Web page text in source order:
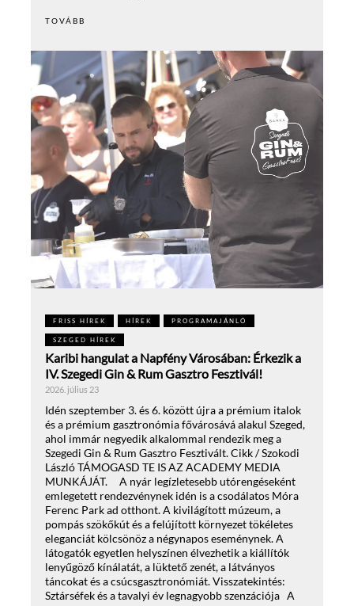
TOVÁBB
FRISS HÍREK HÍREK PROGRAMAJÁNLÓ
SZEGED HÍREK
Karibi hangulat a Napfény Városában: Érkezik a
IV. Szegedi Gin & Rum Gasztro Fesztivál!
2026. július 23
Idén szeptember 3. és 6. között újra a prémium italok
és a prémium gasztronómia fővárosává alakul Szeged,
ahol immár negyedik alkalommal rendezik meg a
Szegedi Gin & Rum Gasztro Fesztivált. Cikk / Szokodi
László TÁMOGASD TE IS AZ ACADEMY MEDIA
MUNKÁJÁT. A nyár legízletesebb utórengéseként
emlegetett rendezvénynek idén is a csodálatos Móra
Ferenc Park ad otthont. A kivilágított múzeum, a
pompás szökőkút és a felújított környezet tökéletes
eleganciát kölcsönöz a négynapos eseménynek. A
látogatók egyetlen helyszínen élvezhetik a kiállítók
lenyűgöző kínálatát, a lüktető zenét, a látványos
táncokat és a csúcsgasztronómiát. Visszatekintés:
Sztárséfek és a tavalyi év legnagyobb szenzációja A